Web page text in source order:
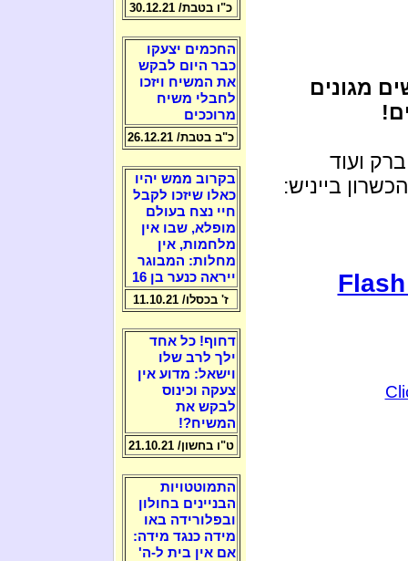
מגונים
ועוד
בייניש:
כ"ו בטבת/ 30.12.21
החכמים יצעקו
כבר היום לבקש
את המשיח ויזכו
לחבלי משיח
מרוככים
כ"ב בטבת/ 26.12.21
בקרוב ממש יהיו
כאלו שיזכו לקבל
חיי נצח בעולם
מופלא, שבו אין
מלחמות, אין
מחלות: המבוגר
ייראה כנער בן 16
ז' בכסלו/ 11.10.21
דחוף! כל אחד
ילך לרב שלו
וישאל: מדוע אין
צעקה וכינוס
לבקש את
המשיח?!
ט"ו בחשון/ 21.10.21
התמוטטויות
הבניינים בחולון
ובפלורידה באו
מידה כנגד מידה:
אם אין בית ל-ה'